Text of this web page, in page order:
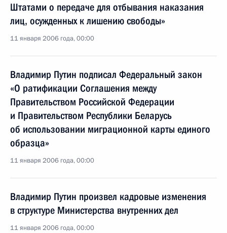
Штатами о передаче для отбывания наказания
лиц, осужденных к лишению свободы»
11 января 2006 года, 00:00
Владимир Путин подписал Федеральный закон
«О ратификации Соглашения между
Правительством Российской Федерации
и Правительством Республики Беларусь
об использовании миграционной карты единого
образца»
11 января 2006 года, 00:00
Владимир Путин произвел кадровые изменения
в структуре Министерства внутренних дел
11 января 2006 года, 00:00